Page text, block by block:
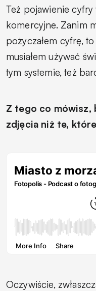
Też pojawienie cyfry
komercyjne. Zanim
pożyczałem cyfrę,
musiałem używać
tym systemie, też
Z tego co mówisz,
zdjęcia niż te,
Oczywiście,